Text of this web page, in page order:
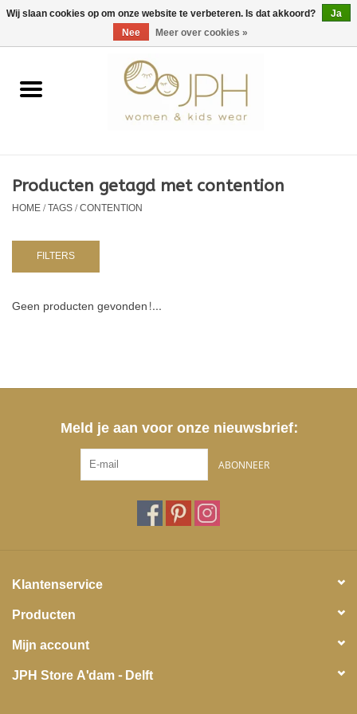
EUR/GBP/USD 0 Artikelen - €0,00
Home
Kids
NURSERY / TABLEWARE
Producten getagd met contention
HOME/TAGS/CONTENTION
FILTERS
Geen producten gevonden!...
Meld je aan voor onze nieuwsbrief:
ABONNEER
Klantenservice
Producten
Mijn account
JPH Store A'dam - Delft
Wij slaan cookies op om onze website te verbeteren. Is dat akkoord?
Ja
Nee
Meer over cookies »